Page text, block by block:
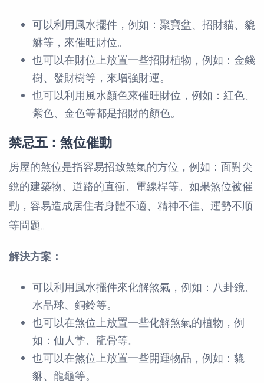
可以利用風水擺件，例如：聚寶盆、招財貓、貔
貅等，來催旺財位。
也可以在財位上放置一些招財植物，例如：金錢
樹、發財樹等，來增強財運。
也可以利用風水顏色來催旺財位，例如：紅色、
紫色、金色等都是招財的顏色。
禁忌五：煞位催動
房屋的煞位是指容易招致煞氣的方位，例如：面對尖
銳的建築物、道路的直衝、電線桿等。如果煞位被催
動，容易造成居住者身體不適、精神不佳、運勢不順
等問題。
解決方案：
可以利用風水擺件來化解煞氣，例如：八卦鏡、
水晶球、銅鈴等。
也可以在煞位上放置一些化解煞氣的植物，例
如：仙人掌、龍骨等。
也可以在煞位上放置一些開運物品，例如：貔
貅、龍龜等。